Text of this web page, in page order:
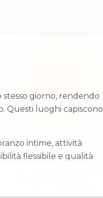
giorno, rendendo
Questi luoghi capiscono
intime, attività
flessibile e qualità